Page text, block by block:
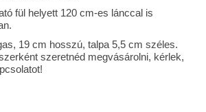
kellékek
tisztítása
tájékoztató
fül helyett 120 cm-es lánccal is
19 cm hosszú, talpa 5,5 cm széles.
szeretnéd megvásárolni, kérlek,